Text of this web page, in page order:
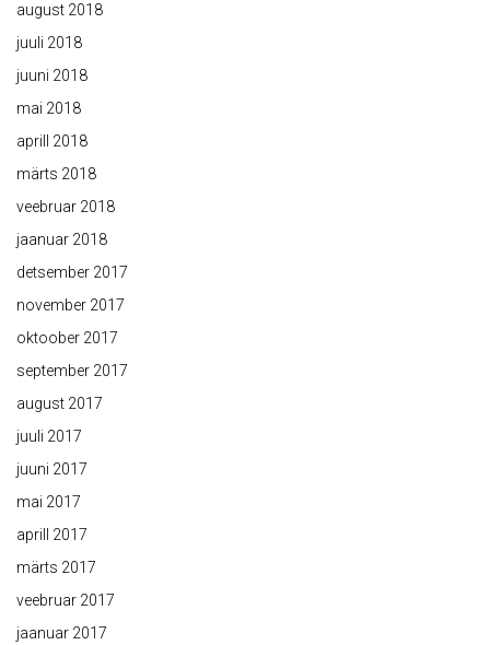
august 2018
juuli 2018
juuni 2018
mai 2018
aprill 2018
märts 2018
veebruar 2018
jaanuar 2018
detsember 2017
november 2017
oktoober 2017
september 2017
august 2017
juuli 2017
juuni 2017
mai 2017
aprill 2017
märts 2017
veebruar 2017
jaanuar 2017